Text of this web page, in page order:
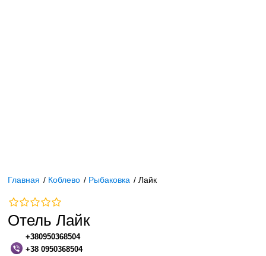
Главная / Коблево / Рыбаковка /Лайк
Отель Лайк
+380950368504
+38 0950368504